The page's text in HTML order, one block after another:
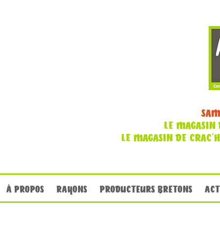
LE MAGASIN
LE MAGASIN DE
À PROPOS RAYONS PRODUCTEURS BRETONS